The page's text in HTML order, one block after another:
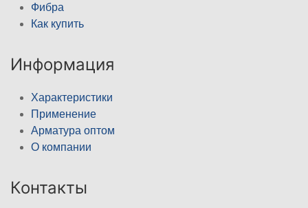
Фибра
Как купить
Информация
Характеристики
Применение
Арматура оптом
О компании
Контакты